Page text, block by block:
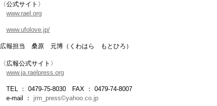
〈公式サイト〉
www.rael.org
www.ufolove.jp/
広報担当 桑原 元博（くわはら もとひろ）
〈広報公式サイト〉
www.ja.raelpress.org
TEL ： 0479-75-8030 FAX ： 0479-74-8007
e-mail ： jrm_press©yahoo.co.jp